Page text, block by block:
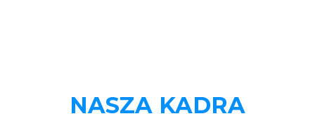
NASZA KADRA